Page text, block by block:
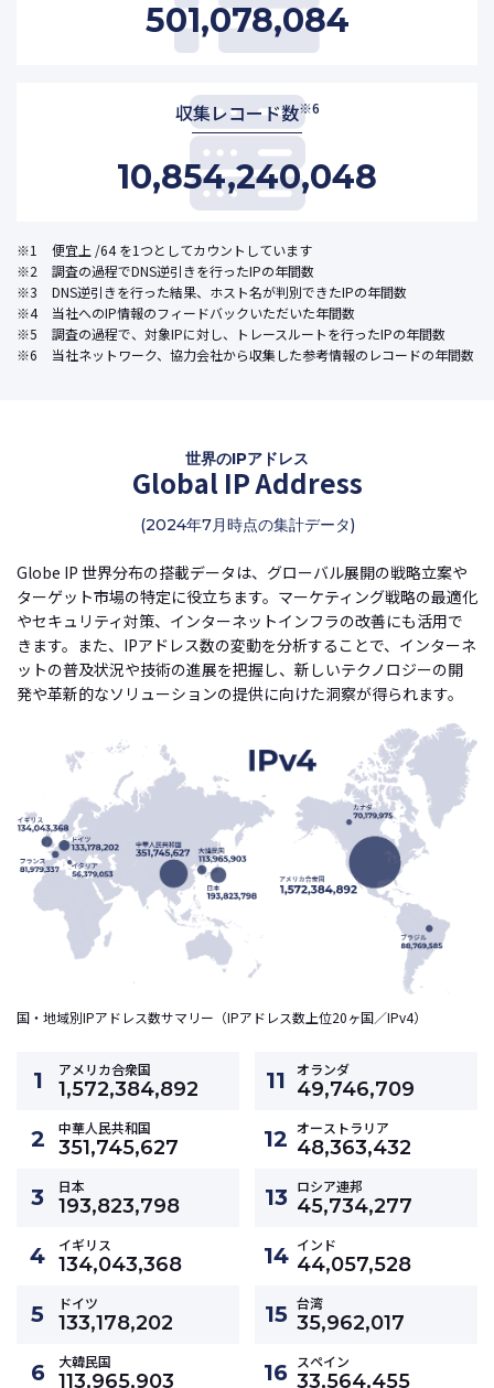
501,078,084
収集レコード数※6
10,854,240,048
※1
便宜上 /64 を1つとしてカウントしています
※2
調査の過程でDNS逆引きを行ったIPの年間数
※3
DNS逆引きを行った結果、ホスト名が判別できたIPの年間数
※4
当社へのIP情報のフィードバックいただいた年間数
※5
調査の過程で、対象IPに対し、トレースルートを行ったIPの年間数
※6
当社ネットワーク、協力会社から収集した参考情報のレコードの年間数
世界のIPアドレス
Global IP Address
(2024年7月時点の集計データ)
Globe IP 世界分布の搭載データは、グローバル展開の戦略立案や
ターゲット市場の特定に役立ちます。マーケティング戦略の最適化
やセキュリティ対策、インターネットインフラの改善にも活用で
きます。また、IPアドレス数の変動を分析することで、インターネ
ットの普及状況や技術の進展を把握し、新しいテクノロジーの開
発や革新的なソリューションの提供に向けた洞察が得られます。
国・地域別IPアドレス数サマリー（IPアドレス数上位20ヶ国／IPv4）
1 アメリカ合衆国
1,572,384,892
2 中華人民共和国
351,745,627
3 日本
193,823,798
4 イギリス
134,043,368
5 ドイツ
133,178,202
6 大韓民国
113,965,903
11 オランダ
49,746,709
12 オーストラリア
48,363,432
13 ロシア連邦
45,734,277
14 インド
44,057,528
15 台湾
35,962,017
16 スペイン
33,564,455